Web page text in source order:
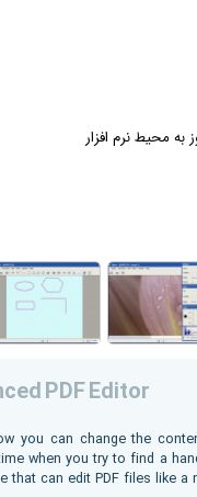
به محیط نرم افزار
PDF Editor
you can change the
when you try to find a
that can edit PDF files like a